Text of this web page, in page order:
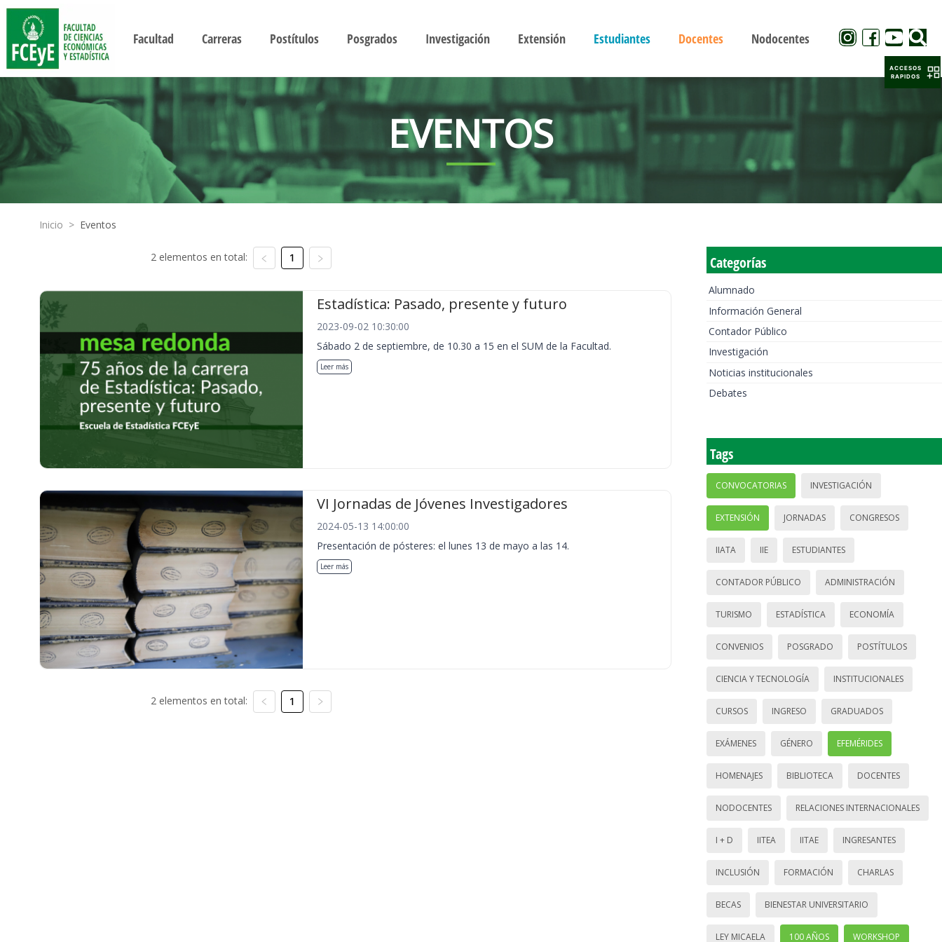
Facultad Carreras Postítulos Posgrados Investigación Extensión Estudiantes Docentes Nodocentes
EVENTOS
Inicio > Eventos
2 elementos en total: 1
Estadística: Pasado, presente y futuro
2023-09-02 10:30:00
Sábado 2 de septiembre, de 10.30 a 15 en el SUM de la Facultad.
Leer más
VI Jornadas de Jóvenes Investigadores
2024-05-13 14:00:00
Presentación de pósteres: el lunes 13 de mayo a las 14.
Leer más
2 elementos en total: 1
Categorías
Alumnado
Información General
Contador Público
Investigación
Noticias institucionales
Debates
Tags
CONVOCATORIAS INVESTIGACIÓN
EXTENSIÓN JORNADAS CONGRESOS
IIATA IIE ESTUDIANTES
CONTADOR PÚBLICO ADMINISTRACIÓN
TURISMO ESTADÍSTICA ECONOMÍA
CONVENIOS POSGRADO POSTÍTULOS
CIENCIA Y TECNOLOGÍA INSTITUCIONALES
CURSOS INGRESO GRADUADOS
EXÁMENES GÉNERO EFEMÉRIDES
HOMENAJES BIBLIOTECA DOCENTES
NODOCENTES RELACIONES INTERNACIONALES
I + D IITEA IITAE INGRESANTES
INCLUSIÓN FORMACIÓN CHARLAS
BECAS BIENESTAR UNIVERSITARIO
LEY MICAELA 100 AÑOS WORKSHOP
ACCESOS
RAPIDOS